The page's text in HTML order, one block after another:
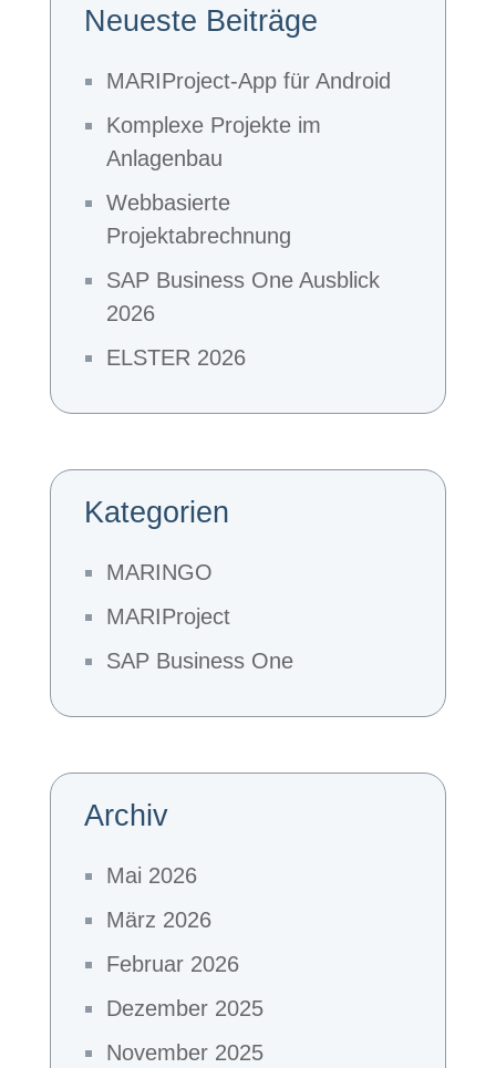
Neueste Beiträge
MARIProject-App für Android
Komplexe Projekte im
Anlagenbau
Webbasierte
Projektabrechnung
SAP Business One Ausblick
2026
ELSTER 2026
Kategorien
MARINGO
MARIProject
SAP Business One
Archiv
Mai 2026
März 2026
Februar 2026
Dezember 2025
November 2025